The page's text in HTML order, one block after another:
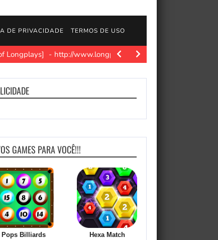
DE PRIVACIDADE TERMOS DE USO
Longplays] http://www.longplays.org Interpretado por:
GAMES PARA VOCÊ!!!
Pops Billiards Hexa Match